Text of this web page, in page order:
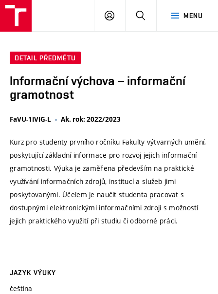
MENU
PŘIHLÁSIT
DETAIL PŘEDMĚTU
Informační výchova – informační
gramotnost
FaVU-1IVIG-L Ak. rok: 2022/2023
Kurz pro studenty prvního ročníku Fakulty výtvarných umění,
poskytující základní informace pro rozvoj jejich informační
gramotnosti. Výuka je zaměřena především na praktické
využívání informačních zdrojů, institucí a služeb jimi
poskytovanými. Účelem je naučit studenta pracovat s
dostupnými elektronickými informačními zdroji s možností
jejich praktického využití při studiu či odborné práci.
JAZYK VÝUKY
čeština